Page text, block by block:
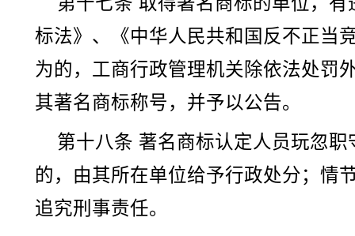
标法》、《中华人民共和国反不正当
为的，工商行政管理机关除依法处罚
其著名商标称号，并予以公告。
第十八条 著名商标认定人员玩忽
的，由其所在单位给予行政处分；情
追究刑事责任。